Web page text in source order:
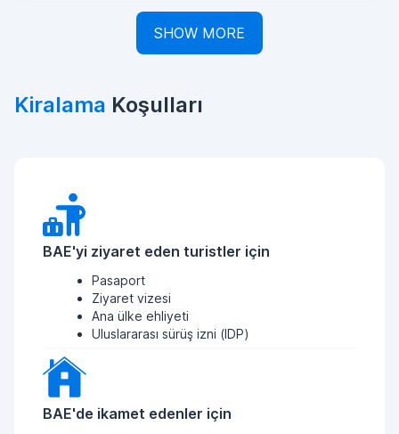
SHOW MORE
Kiralama Koşulları
BAE'yi ziyaret eden turistler için
Pasaport
Ziyaret vizesi
Ana ülke ehliyeti
Uluslararası sürüş izni (IDP)
BAE'de ikamet edenler için